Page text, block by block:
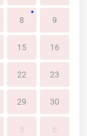
8 9
15 16
22 23
29 30
5 6